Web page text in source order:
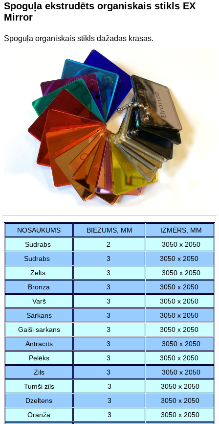
Spoguļa ekstrudēts organiskais stikls EX
Mirror
Spoguļa organiskais stikls dažadās krāsās.
NOSAUKUMS BIEZUMS, MM
IZMĒRS, MM
Sudrabs
2
3050 x 2050
Sudrabs
3
3050 x 2050
Zelts
3
3050 x 2050
Bronza
3
3050 x 2050
Varš
3
3050 x 2050
Sarkans
3
3050 x 2050
Gaiši sarkans
3
3050 x 2050
Antracīts
3
3050 x 2050
Pelēks
3
3050 x 2050
Zils
3
3050 x 2050
Tumši zils
3
3050 x 2050
Dzeltens
3
3050 x 2050
Oranža
3 3050 x 2050